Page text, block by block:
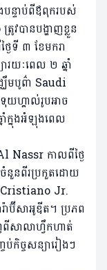
បន្ទាប់ពីឪពុករបស់
វបានបង្ហាញខ្លួន
ៃទី ៣ ខែមករា
ារយៈពេល ២ ឆ្នាំ
មបូព៌ា Saudi
យហ្គាល់រូបអាច
ក្នុងអំឡុងពេល
Nassr កាលពីថ្ងៃ
ចំនួនពីរប្រកួតដោយ
Cristiano Jr.
ាប៊ីសាអូឌីត។ ប្រភព
ពីសាលាហ្វឹកហាត់
ច្ចសន្យារៀងៗ